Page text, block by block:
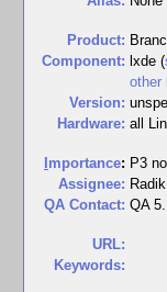
Product:
Component: lxde (
other
Version:
Hardware: all
mportance: P3
Assignee:
QA Contact: QA
URL:
Keywords: